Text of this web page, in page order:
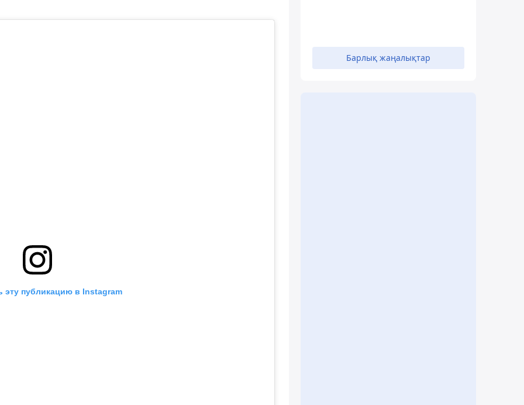
эту публикацию в Instagram
Барлық жаңалықтар